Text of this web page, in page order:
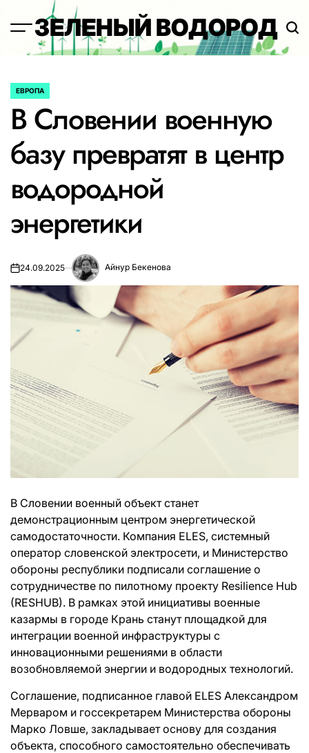
содержимому
ЗЕЛЕНЫЙ ВОДОРОД
ОПУБЛИКОВАНО
ЕВРОПА
В Словении военную
базу превратят в центр
водородной
энергетики
24.09.2025 Айнур Бекенова
В Словении военный объект станет
демонстрационным центром энергетической
самодостаточности. Компания ELES, системный
оператор словенской электросети, и Министерство
обороны республики подписали соглашение о
сотрудничестве по пилотному проекту Resilience Hub
(RESHUB). В рамках этой инициативы военные
казармы в городе Крань станут площадкой для
интеграции военной инфраструктуры с
инновационными решениями в области
возобновляемой энергии и водородных технологий.
Соглашение, подписанное главой ELES Александром
Мерваром и госсекретарем Министерства обороны
Марко Ловше, закладывает основу для создания
объекта, способного самостоятельно обеспечивать